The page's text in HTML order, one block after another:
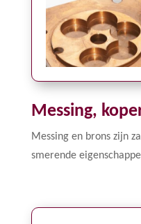
Messing,
Messing en brons zijn
smerende